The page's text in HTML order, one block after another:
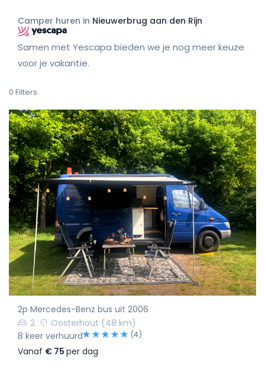
Camper huren in Nieuwerbrug aan den Rijn
Samen met Yescapa bieden we je nog meer keuze
voor je vakantie.
0 Filters
2p Mercedes-Benz bus uit 2006
2
Oosterhout (48 km)
8 keer verhuurd
(4)
Vanaf € 75 per dag